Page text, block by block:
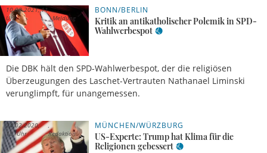
BONN/BERLIN
Kritik an antikatholischer Polemik in SPD-
Wahlwerbespot
Die DBK hält den SPD-Wahlwerbespot, der die religiösen
Überzeugungen des Laschet-Vertrauten Nathanael Liminski
verunglimpft, für unangemessen.
10.08.2021, 11
Uhr
Meldung
MÜNCHEN/WÜRZBURG
US-Experte: Trump hat Klima für die
Religionen gebessert
24.02.2020,
10 Uhr
Redaktion